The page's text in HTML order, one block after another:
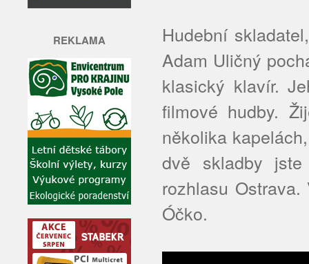
REKLAMA
Hudební
Adam Uličný
klasický klavír.
filmové hudby.
několika
dvě skladby
rozhlasu
Óčko.